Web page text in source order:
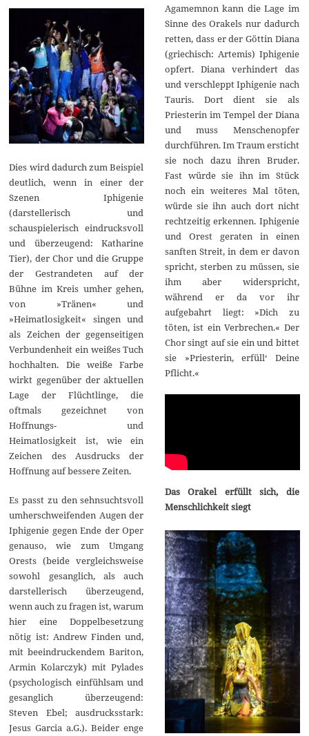
Dies wird dadurch zum Beispiel
deutlich, wenn in einer der
Szenen Iphigenie
(darstellerisch und
schauspielerisch eindrucksvoll
und überzeugend: Katharine
Tier), der Chor und die Gruppe
der Gestrandeten auf der
Bühne im Kreis umher gehen,
von »Tränen« und
»Heimatlosigkeit« singen und
als Zeichen der gegenseitigen
Verbundenheit ein weißes Tuch
hochhalten. Die weiße Farbe
wirkt gegenüber der aktuellen
Lage der Flüchtlinge, die
oftmals gezeichnet von
Hoffnungs- und
Heimatlosigkeit ist, wie ein
Zeichen des Ausdrucks der
Hoffnung auf bessere Zeiten.
Es passt zu den sehnsuchtsvoll
umherschweifenden Augen der
Iphigenie gegen Ende der Oper
genauso, wie zum Umgang
Orests (beide vergleichsweise
sowohl gesanglich, als auch
darstellerisch überzeugend,
wenn auch zu fragen ist, warum
hier eine Doppelbesetzung
nötig ist: Andrew Finden und,
mit beeindruckendem Bariton,
Armin Kolarczyk) mit Pylades
(psychologisch einfühlsam und
gesanglich überzeugend:
Steven Ebel; ausdrucksstark:
Jesus Garcia a.G.). Beider enge
Agamemnon kann die Lage im
Sinne des Orakels nur dadurch
retten, dass er der Göttin Diana
(griechisch: Artemis) Iphigenie
opfert. Diana verhindert das
und verschleppt Iphigenie nach
Tauris. Dort dient sie als
Priesterin im Tempel der Diana
und muss Menschenopfer
durchführen. Im Traum ersticht
sie noch dazu ihren Bruder.
Fast würde sie ihn im Stück
noch ein weiteres Mal töten,
würde sie ihn auch dort nicht
rechtzeitig erkennen. Iphigenie
und Orest geraten in einen
sanften Streit, in dem er davon
spricht, sterben zu müssen, sie
ihm aber widerspricht,
während er da vor ihr
aufgebahrt liegt: »Dich zu
töten, ist ein Verbrechen.« Der
Chor singt auf sie ein und bittet
sie »Priesterin, erfüll‘ Deine
Pflicht.«
Das Orakel erfüllt sich, die
Menschlichkeit siegt